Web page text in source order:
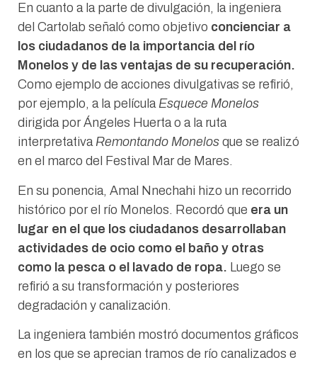
En cuanto a la parte de divulgación, la ingeniera
del Cartolab señaló como objetivo concienciar a
los ciudadanos de la importancia del río
Monelos y de las ventajas de su recuperación.
Como ejemplo de acciones divulgativas se refirió,
por ejemplo, a la película Esquece Monelos
dirigida por Ángeles Huerta o a la ruta
interpretativa Remontando Monelos que se realizó
en el marco del Festival Mar de Mares.
En su ponencia, Amal Nnechahi hizo un recorrido
histórico por el río Monelos. Recordó que era un
lugar en el que los ciudadanos desarrollaban
actividades de ocio como el baño y otras
como la pesca o el lavado de ropa. Luego se
refirió a su transformación y posteriores
degradación y canalización.
La ingeniera también mostró documentos gráficos
en los que se aprecian tramos de río canalizados e